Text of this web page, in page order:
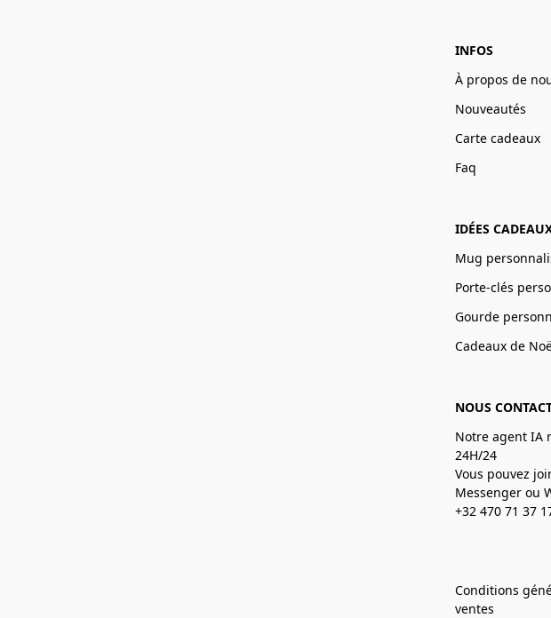
INFOS
À propos de
Nouveautés
Carte cadeaux
Faq
IDÉES
Mug
NOUS
Notre agent IA
24H/24
Vous pouvez
Messenger ou
+32 470 71 37
Conditions
ventes